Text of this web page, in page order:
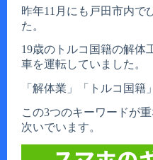
昨年11月にも戸田市内で
た。
19歳のトルコ国籍の解体
車を運転していました。
「解体業」「トルコ国籍
この3つのキーワードが
次いでいます。